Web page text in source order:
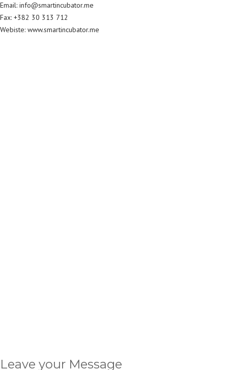
Email: info@smartincubator.me
Fax: +382 30 313 712
Webiste: www.smartincubator.me
Leave your Message